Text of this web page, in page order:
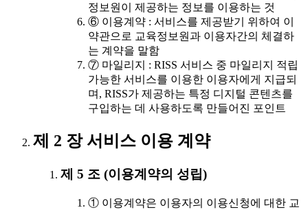
정보원이 제공하는 정보를 이용하는 것
⑥ 이용계약 : 서비스를 제공받기 위하여 이
약관으로 교육정보원과 이용자간의 체결하
는 계약을 말함
⑦ 마일리지 : RISS 서비스 중 마일리지 적립
가능한 서비스를 이용한 이용자에게 지급되
며, RISS가 제공하는 특정 디지털 콘텐츠를
구입하는 데 사용하도록 만들어진 포인트
제 2 장 서비스 이용 계약
제 5 조 (이용계약의 성립)
① 이용계약은 이용자의 이용신청에 대한 교